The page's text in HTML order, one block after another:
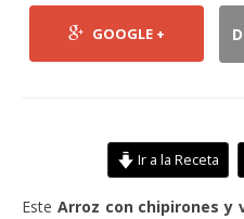
GOOGLE +
Ir a la Receta
Este Arroz con chipirones y